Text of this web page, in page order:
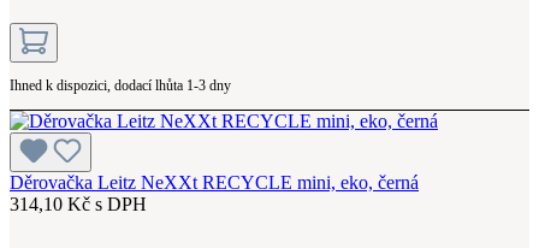
Ihned k dispozici, dodací lhůta 1-3 dny
Děrovačka Leitz NeXXt RECYCLE mini, eko, černá
314,10 Kč s DPH